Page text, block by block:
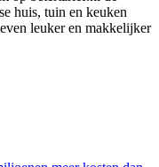
huis, tuin en keuken
leuker en makkelijker